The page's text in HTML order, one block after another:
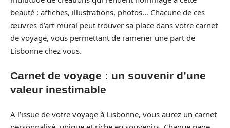
beauté : affiches, illustrations, photos… Chacune de ces
œuvres d’art mural peut trouver sa place dans votre carnet
de voyage, vous permettant de ramener une part de
Lisbonne chez vous.
Carnet de voyage : un souvenir d’une
valeur inestimable
A l’issue de votre voyage à Lisbonne, vous aurez un carnet